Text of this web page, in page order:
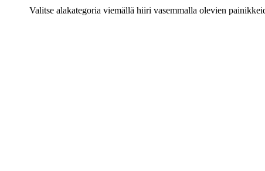
Valitse alakategoria viemällä hiiri vasemmalla olevien